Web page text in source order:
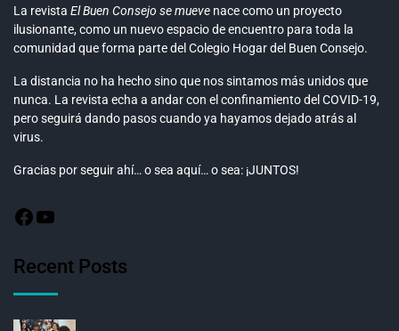
La revista El Buen Consejo se mueve nace como un proyecto
ilusionante, como un nuevo espacio de encuentro para toda la
comunidad que forma parte del Colegio Hogar del Buen Consejo.
La distancia no ha hecho sino que nos sintamos más unidos que
nunca. La revista echa a andar con el confinamiento del COVID-19,
pero seguirá dando pasos cuando ya hayamos dejado atrás al
virus.
Gracias por seguir ahí… o sea aquí… o sea: ¡JUNTOS!
Recent Posts